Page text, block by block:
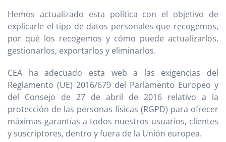
Hemos actualizado esta política con el objetivo de
explicarle el tipo de datos personales que recogemos,
por qué los recogemos y cómo puede actualizarlos,
gestionarlos, exportarlos y eliminarlos.
CEA ha adecuado esta web a las exigencias del
Reglamento (UE) 2016/679 del Parlamento Europeo y
del Consejo de 27 de abril de 2016 relativo a la
protección de las personas físicas (RGPD) para ofrecer
máximas garantías a todos nuestros usuarios, clientes
y suscriptores, dentro y fuera de la Unión europea.